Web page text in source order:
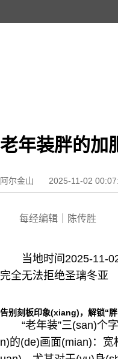
老年装胖的加
阿尔金山 2025-11-02
每经编辑｜陈传胜
当地时间2025-11-
完全无法拒绝圣璃冬亚
告别刻板印象(xiang)，解锁“
“老年装”三(san)个
n)的(de)画面(mian)：